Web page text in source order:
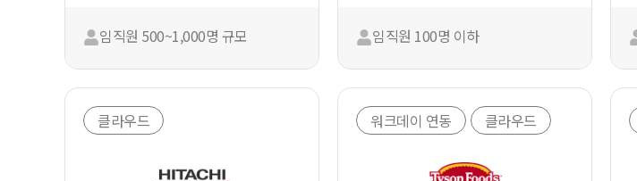
임직원 500~1,000명 규모 임직원 100명 이하
클라우드 워크데이 연동 클라우드